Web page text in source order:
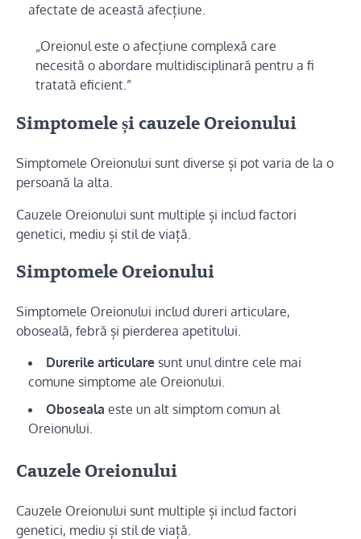
afectate de această afecțiune.
„Oreionul este o afecțiune complexă care
necesită o abordare multidisciplinară pentru a fi
tratată eficient.”
Simptomele și cauzele Oreionului
Simptomele Oreionului sunt diverse și pot varia de la o
persoană la alta.
Cauzele Oreionului sunt multiple și includ factori
genetici, mediu și stil de viață.
Simptomele Oreionului
Simptomele Oreionului includ dureri articulare,
oboseală, febră și pierderea apetitului.
Durerile articulare sunt unul dintre cele mai
comune simptome ale Oreionului.
Oboseala este un alt simptom comun al
Oreionului.
Cauzele Oreionului
Cauzele Oreionului sunt multiple și includ factori
genetici, mediu și stil de viață.